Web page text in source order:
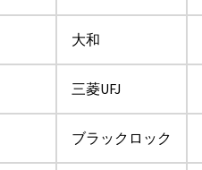
大和
三菱UFJ
ブラックロック